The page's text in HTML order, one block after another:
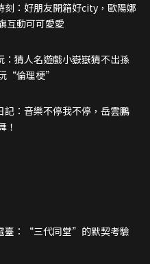
互動可可愛愛
“倫理梗”